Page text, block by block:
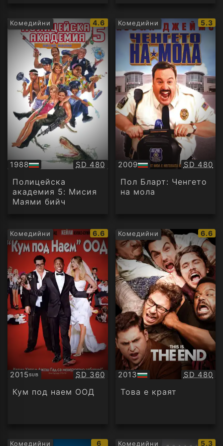
Комедийни
IMDb
рейтинг:
4.6
1988
БГ
аудио
Качество:
SD 480
Полицейска
академия 5: Мисия
Маями бийч
Комедийни
IMDb
5.3
2009
БГ
аудио
SD 480
Пол Бларт: Ченгето
на мола
Комедийни
IMDb
рейтинг:
6.6
2015SUB
Субтитри Качество:
SD 360
Кум под наем ООД
Комедийни
IMDb
6.6
2013
БГ
аудио
SD 480
Това е краят
Комедийни
IMDb
6 Комедийни
IMDb
5.3